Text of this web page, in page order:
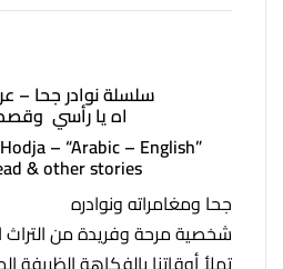
سلسلة نوادر جحا –
اه يا رأسي
– “Arabic – English”
& other stories
جحا ومغامراته ونوادره
شخصية مرحة وفريدة من التراث